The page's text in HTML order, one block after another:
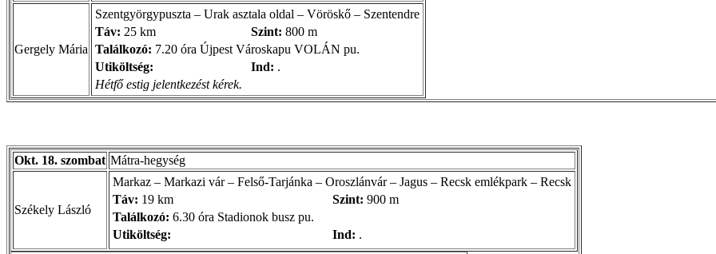
Gergely Mária
Szentgyörgypuszta – Urak asztala oldal – Vöröskő – Szentendre
Táv: 25 km Szint: 800 m
Találkozó: 7.20 óra Újpest Városkapu VOLÁN pu.
Utiköltség:
Ind: .
Hétfő estig jelentkezést kérek.
Okt. 18. szombat Mátra-hegység
Székely László
Markaz – Markazi vár – Felső-Tarjánka – Oroszlánvár – Jagus – Recsk emlékpark – Recsk
Táv: 19 km Szint: 900 m
Találkozó: 6.30 óra Stadionok busz pu.
Utiköltség:
Ind: .